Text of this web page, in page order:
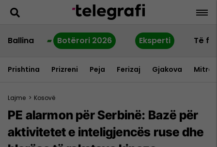
Ballina Botërori 2026 Eksperti Të
Prishtina Prizreni Peja Ferizaj Gjakova
Lajme > Kosovë
PE alarmon për Serbinë: Bazë për
aktivitetet e inteligjencës ruse dhe